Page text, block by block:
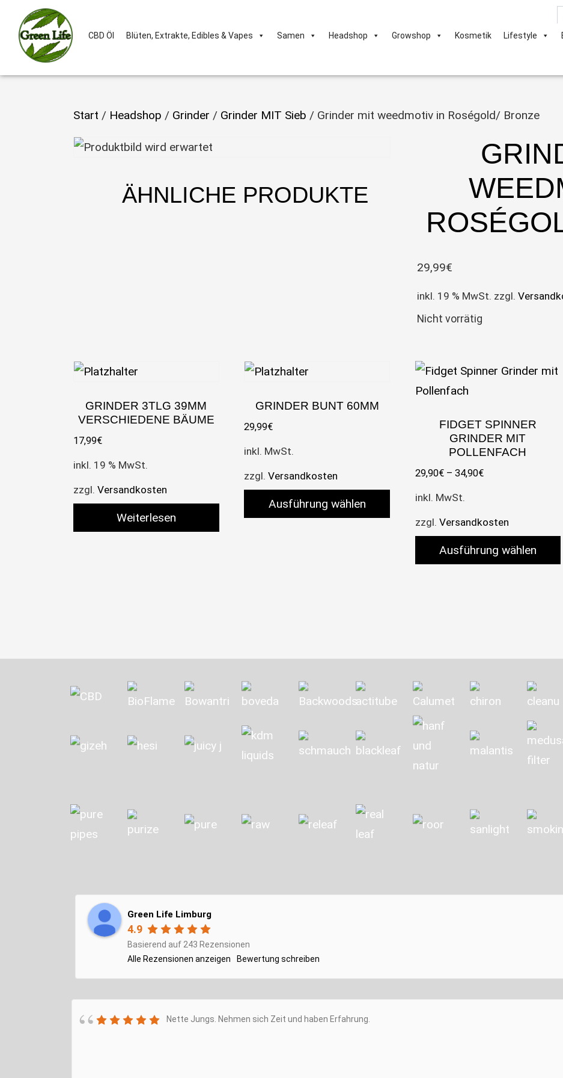
CBD Öl Blüten, Extrakte, Edibles & Vapes Samen Headshop Growshop Kosmetik Lifestyle
Start / Headshop / Grinder / Grinder MIT Sieb / Grinder mit weedmotiv in Roségold/ Bronze
29,99€
inkl. 19 % MwSt. zzgl.
Nicht vorrätig
ÄHNLICHE PRODUKTE
GRINDER 3TLG 39MM
VERSCHIEDENE BÄUME
17,99€
inkl. 19 % MwSt.
zzgl. Versandkosten
Weiterlesen
GRINDER BUNT 60MM
29,99€
inkl. MwSt.
zzgl.Versandkosten
Ausführung wählen
Dieses Produkt weist mehrere Varianten auf. Die Optionen
FIDGET SPINNER
GRINDER MIT
POLLENFACH
29,90€– 34,90€
inkl. MwSt.
zzgl. Versandkosten
Ausführung wählen
Green Life Limburg
4.9
Basierend auf 243 Rezensionen
Alle Rezensionen anzeigen
Bewertung schreiben
Nette Jungs. Nehmen sich Zeit und haben Erfahrung.